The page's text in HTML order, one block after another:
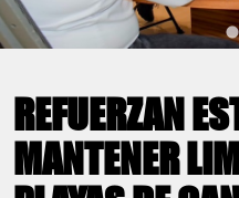
REFUERZAN
MANTENER